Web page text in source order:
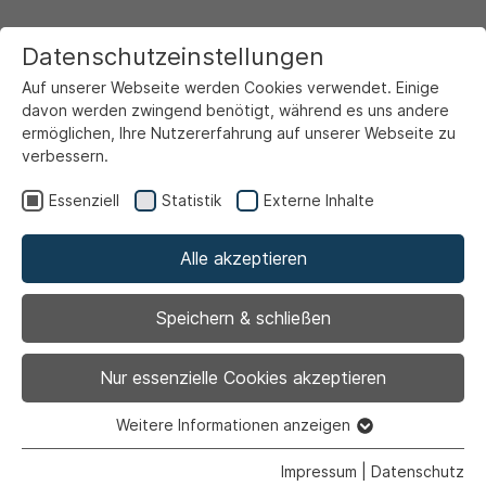
Sperrung auf der
Klostergasse
Datenschutzeinstellungen
Auf unserer Webseite werden Cookies verwendet. Einige
davon werden zwingend benötigt, während es uns andere
ermöglichen, Ihre Nutzererfahrung auf unserer Webseite zu
verbessern.
Essenziell Statistik Externe Inhalte
Alle akzeptieren
Speichern & schließen
Nur essenzielle Cookies akzeptieren
Essenzielle Cookies werden für grundlegende Funktionen
Weitere Informationen anzeigen
Impressum Datenschutz